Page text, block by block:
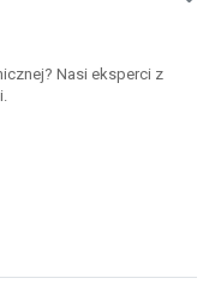
Nasi eksperci z